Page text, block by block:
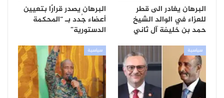
البرهان يغادر الى قطر
للعزاء في الوالد الشيخ
حمد بن خليفة آل ثاني
البرهان يصدر قرارًا بتعيين
أعضاء جُدد بـ “المحكمة
الدستورية”
سياسية سياسية